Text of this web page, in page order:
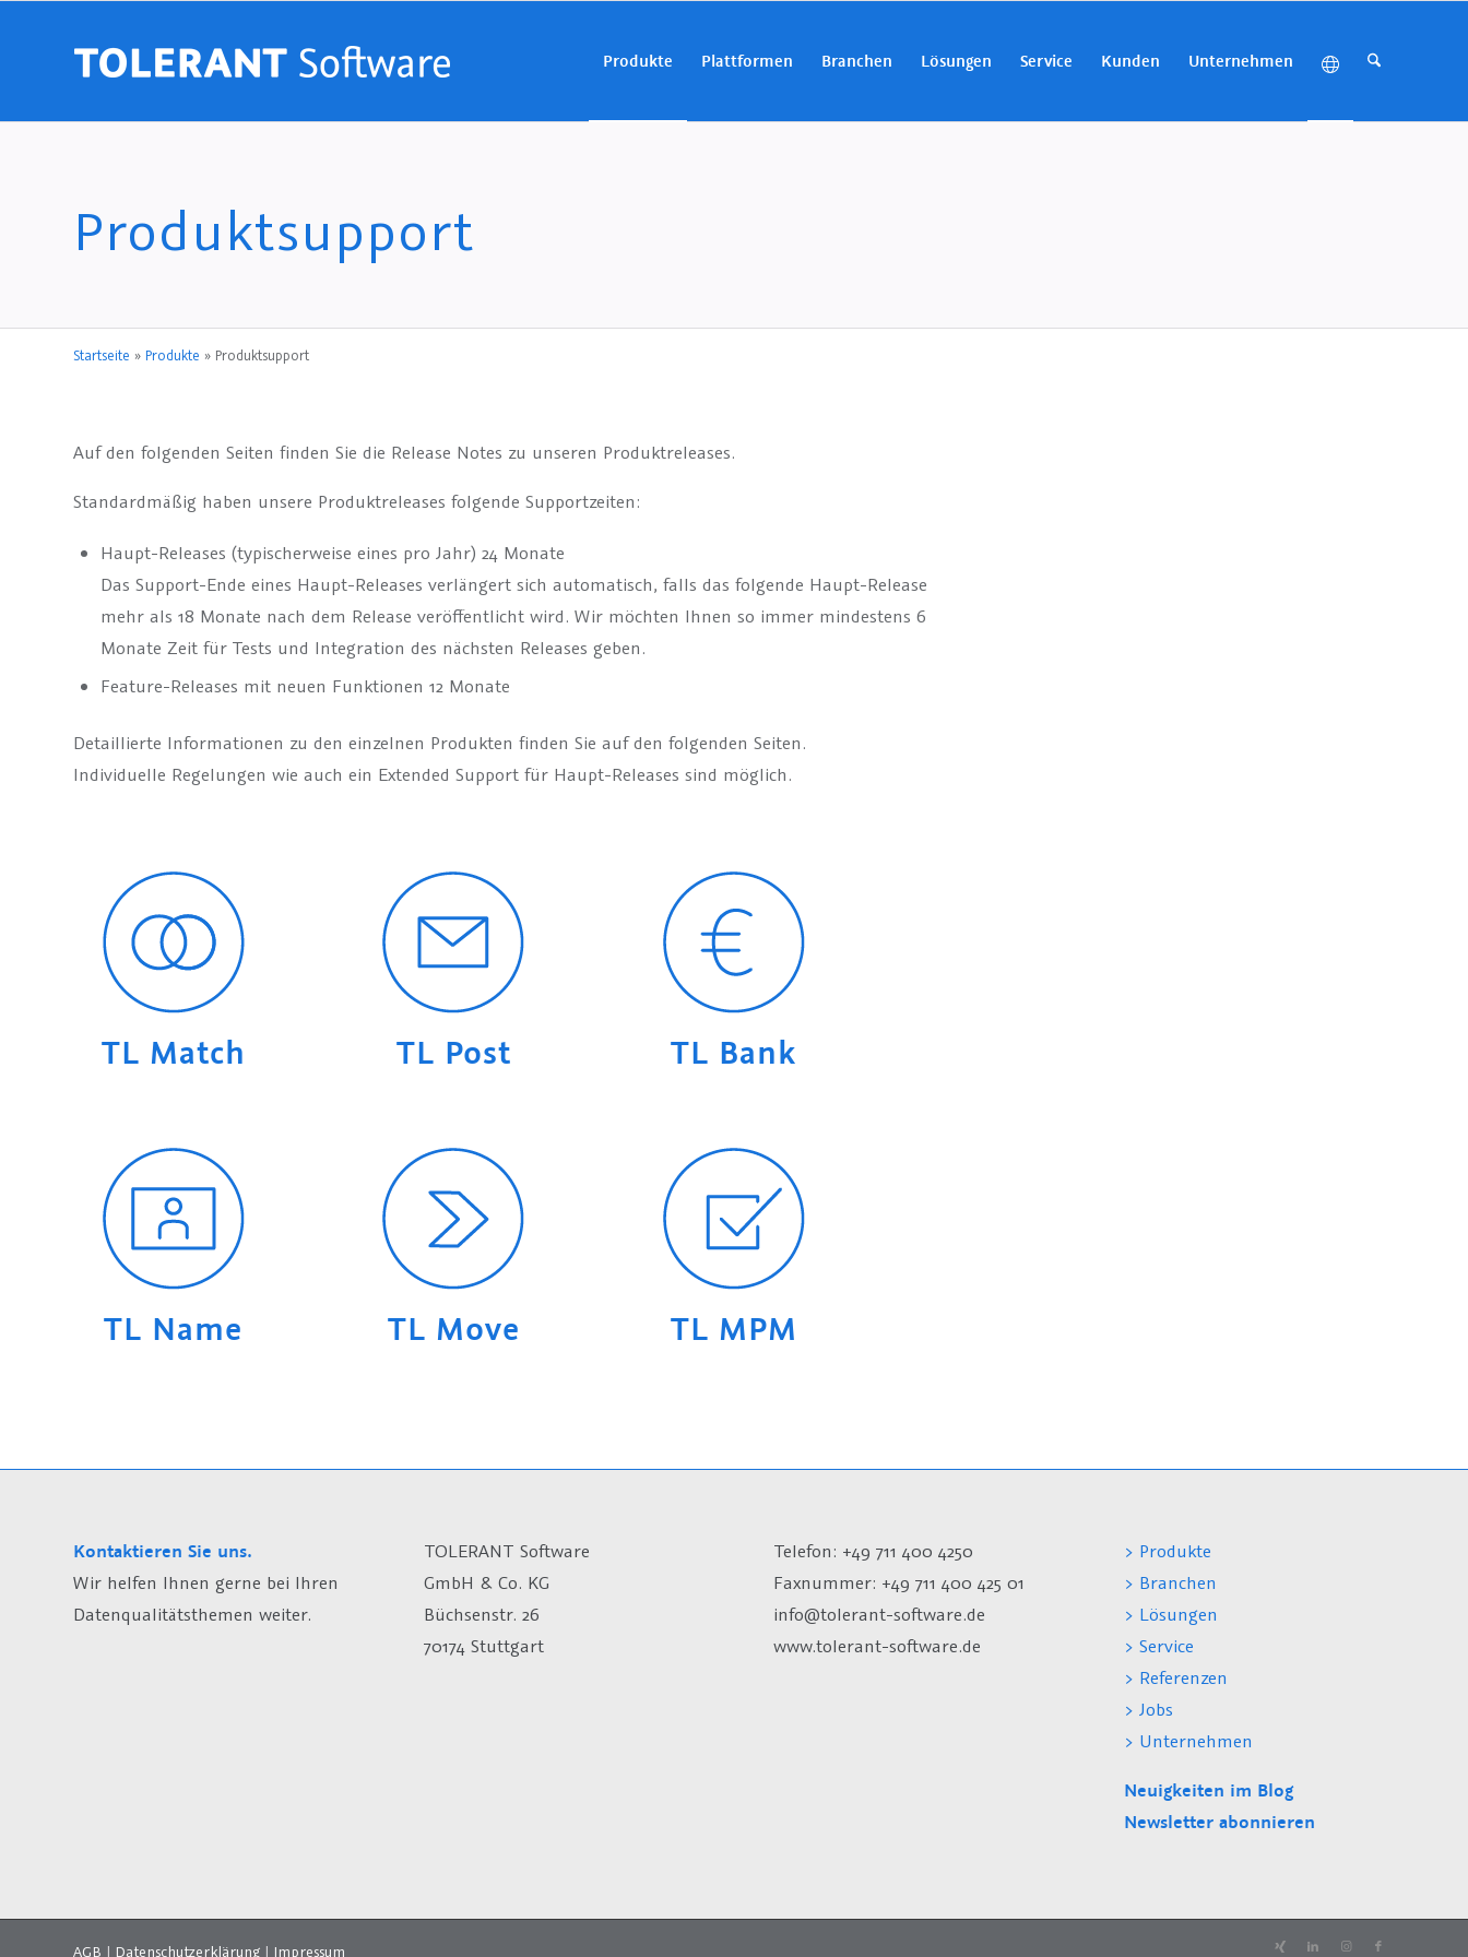
Produkte Plattformen Branchen Lösungen Service Kunden Unternehmen
Produktsupport
Startseite » Produkte » Produktsupport
Auf den folgenden Seiten finden Sie die Release Notes zu unseren Produktreleases.
Standardmäßig haben unsere Produktreleases folgende Supportzeiten:
Haupt-Releases (typischerweise eines pro Jahr) 24 Monate
Das Support-Ende eines Haupt-Releases verlängert sich automatisch, falls das folgende Haupt-Release
mehr als 18 Monate nach dem Release veröffentlicht wird. Wir möchten Ihnen so immer mindestens 6
Monate Zeit für Tests und Integration des nächsten Releases geben.
Feature-Releases mit neuen Funktionen 12 Monate
Detaillierte Informationen zu den einzelnen Produkten finden Sie auf den folgenden Seiten.
Individuelle Regelungen wie auch ein Extended Support für Haupt-Releases sind möglich.
TL Match TL Post TL Bank
TL Name TL Move TL MPM
Kontaktieren Sie uns.
Wir helfen Ihnen gerne bei Ihren
Datenqualitätsthemen weiter.
TOLERANT Software
GmbH & Co. KG
Büchsenstr. 26
70174 Stuttgart
Telefon: +49 711 400 4250
Faxnummer: +49 711 400 425 01
info@tolerant-software.de
www.tolerant-software.de
> Produkte
> Branchen
> Lösungen
> Service
> Referenzen
> Jobs
> Unternehmen
Neuigkeiten im Blog
Newsletter abonnieren
AGB | Datenschutzerklärung | Impressum